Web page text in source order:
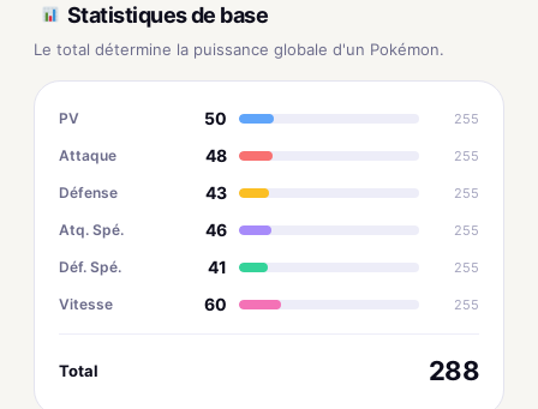
Statistiques de base
Le total détermine la puissance globale d'un Pokémon.
PV 50 255
Attaque 48 255
Défense 43 255
Atq. Spé. 46 255
Déf. Spé. 41 255
Vitesse 60 255
Total 288